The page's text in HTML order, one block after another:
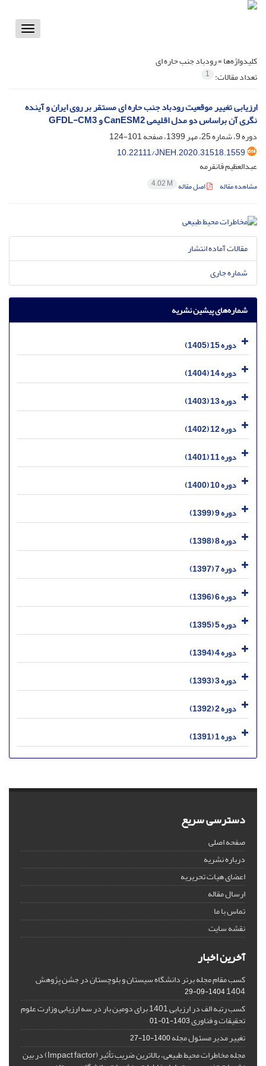
Toggle
کلیدواژه‌ها =رودباد جنب حاره ای
تعداد مقالات: 1
ارزیابی تغییر موقعیت رودباد جنب حاره ای مستقر بر روی ایران و آینده
نگری آن براساس دو مدل اقلیمی CanESM2 و GFDL-CM3
دوره 9، شماره 25، مهر 1399، صفحه
101-124
10.22111/JNEH.2020.31518.1559
عبدالعظیم قانقرمه
مشاهده مقاله اصل مقاله 4.02 M
مقالات آماده انتشار
شماره جاری
شماره‌های پیشین نشریه
دوره 15 (1405)
دوره 14 (1404)
دوره 13 (1403)
دوره 12 (1402)
دوره 11 (1401)
دوره 10 (1400)
دوره 9 (1399)
دوره 8 (1398)
دوره 7 (1397)
دوره 6 (1396)
دوره 5 (1395)
دوره 4 (1394)
دوره 3 (1393)
دوره 2 (1392)
دوره 1 (1391)
دسترسی سریع
صفحه اصلی
درباره نشریه
اعضای هیات تحریریه
ارسال مقاله
تماس با ما
نقشه سایت
آخرین اخبار
کسب مقام مجله برتر دانشگاه سیستان و بلوچستان در جشن پژوهش
1404
1404-09-29
کسب رتبه الف در ارزیابی 1401 برای دومین بار در سه ارزیابی وزارت علوم
تحقیقات و فناوری1403-01-01
تغییر مدیر مسئول مجله1400-10-27
مجله مخاطرات محیط طبیعی، بالاترین ضریب تأثیر (Impact factor) در بین